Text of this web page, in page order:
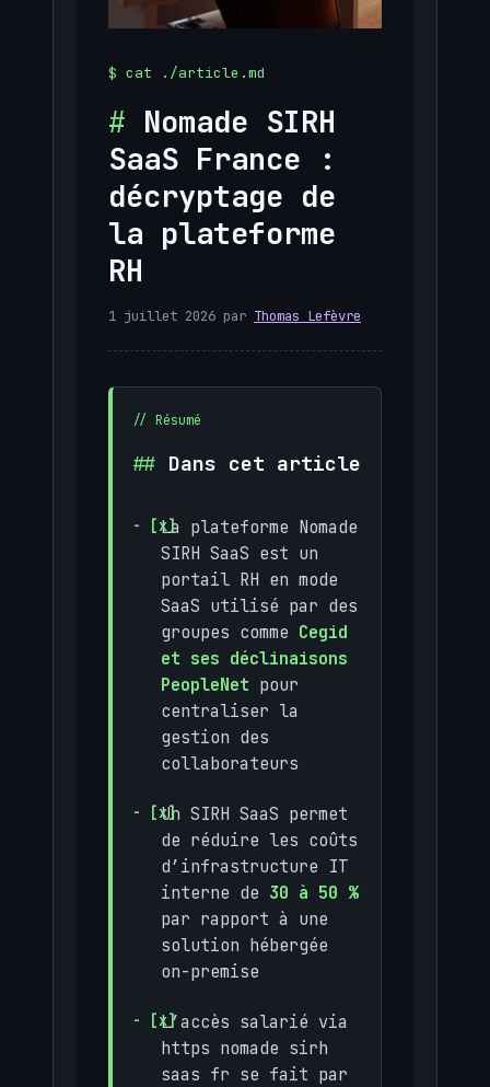
Nomade SIRH
SaaS France :
décryptage de
la plateforme
RH
1 juillet 2026 par Thomas Lefèvre
Dans cet article
La plateforme Nomade
SIRH SaaS est un
portail RH en mode
SaaS utilisé par des
groupes comme Cegid
et ses déclinaisons
PeopleNet pour
centraliser la
gestion des
collaborateurs
Un SIRH SaaS permet
de réduire les coûts
d’infrastructure IT
interne de 30 à 50 %
par rapport à une
solution hébergée
on-premise
L’accès salarié via
https nomade sirh
saas fr se fait par